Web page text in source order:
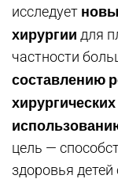
исследует
хирургии для
частности
составлению
цель —
здоровья